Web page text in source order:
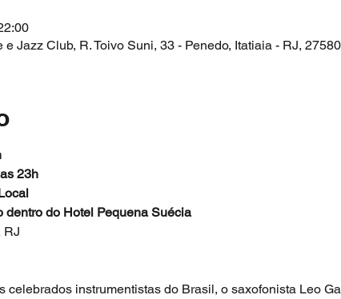
Jazz Club, R. Toivo Suni, 33 - Penedo, Itatiaia - RJ,
23h
do Hotel Pequena Suécia
RJ
celebrados instrumentistas do Brasil, o saxofonista Leo